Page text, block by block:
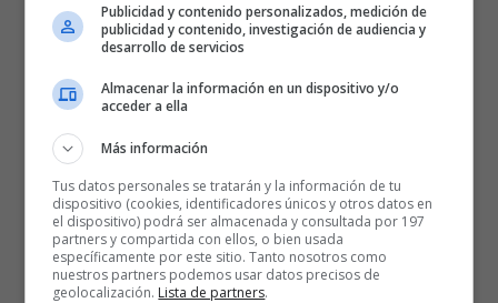
Publicidad y contenido personalizados, medición de
publicidad y contenido, investigación de audiencia y
desarrollo de servicios
Almacenar la información en un dispositivo y/o
acceder a ella
Más información
Tus datos personales se tratarán y la información de tu
dispositivo (cookies, identificadores únicos y otros datos en
el dispositivo) podrá ser almacenada y consultada por 197
partners y compartida con ellos, o bien usada
específicamente por este sitio. Tanto nosotros como
nuestros partners podemos usar datos precisos de
geolocalización. Lista de partners.